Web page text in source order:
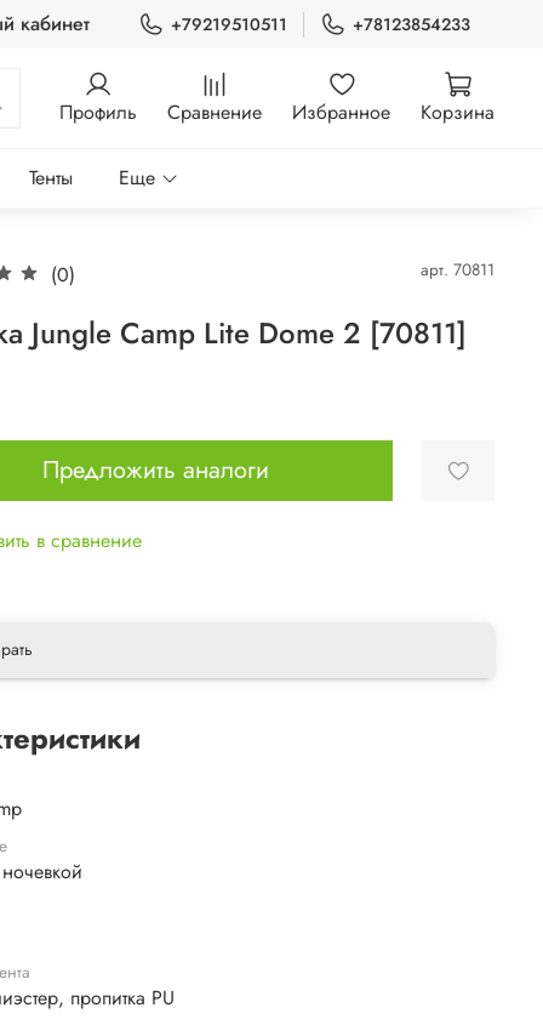
кабинет +79219510511 +78123854233
Профиль Сравнение Избранное Корзина
Тенты Еще
(0) арт. 70811
Jungle Camp Lite Dome 2 [70811]
Предложить аналоги
в сравнение
пропитка PU